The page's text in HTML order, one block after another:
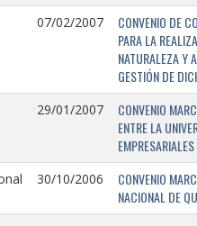
07/02/2007
CONVENIO DE
PARA LA
NATURALEZA Y
GESTIÓN DE
29/01/2007
CONVENIO
ENTRE LA
30/10/2006
CONVENIO
NACIONAL DE